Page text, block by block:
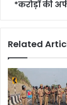
*करोड़ों की
Related